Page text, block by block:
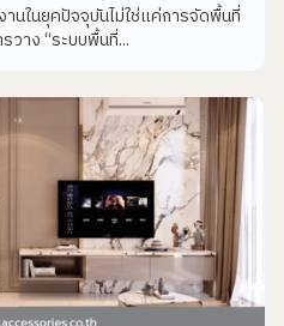
นในยุคปัจจุบันไม่ใช่แค่การจัดพื้นที่
วาง “ระบบพื้นที่...